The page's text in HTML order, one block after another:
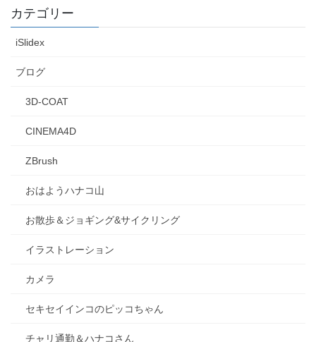
カテゴリー
iSlidex
ブログ
3D-COAT
CINEMA4D
ZBrush
おはようハナコ山
お散歩＆ジョギング&サイクリング
イラストレーション
カメラ
セキセイインコのピッコちゃん
チャリ通勤＆ハナコさん